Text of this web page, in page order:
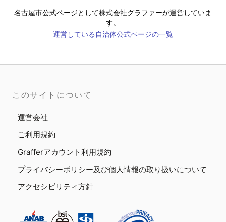
名古屋市公式ページとして株式会社グラファーが運営していま
す。
運営している自治体公式ページの一覧
このサイトについて
運営会社
ご利用規約
Grafferアカウント利用規約
プライバシーポリシー及び個人情報の取り扱いについて
アクセシビリティ方針